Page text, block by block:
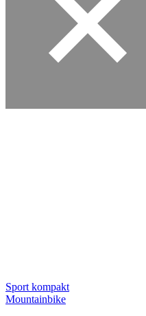
Sport kompakt
Mountainbike